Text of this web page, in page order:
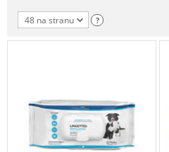
48 na stranu ?